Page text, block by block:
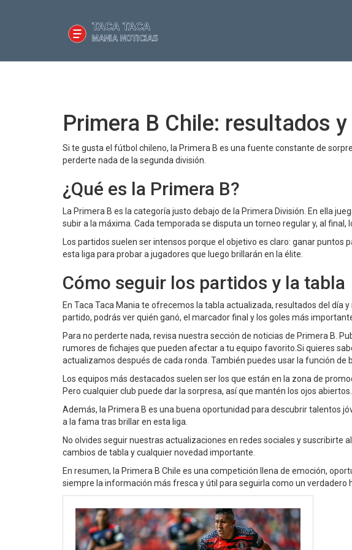
Primera B Chile: resultados
Si te gusta el fútbol chileno, la Primera B es una fuente constante de
perderte nada de la segunda división.
¿Qué es la Primera B?
La Primera B es la categoría justo debajo de la Primera División. En ella
subir a la máxima. Cada temporada se disputa un torneo regular y, al
Los partidos suelen ser intensos porque el objetivo es claro: ganar
esta liga para probar a jugadores que luego brillarán en la élite.
Cómo seguir los partidos y la tabla
En Taca Taca Mania te ofrecemos la tabla actualizada, resultados del día
partido, podrás ver quién ganó, el marcador final y los goles más
Para no perderte nada, revisa nuestra sección de noticias de Primera B.
rumores de fichajes que pueden afectar a tu equipo favorito.Si quieres
actualizamos después de cada ronda. También puedes usar la función de
Los equipos más destacados suelen ser los que están en la zona de
Pero cualquier club puede dar la sorpresa, así que mantén los ojos abiertos.
Además, la Primera B es una buena oportunidad para descubrir talentos
a la fama tras brillar en esta liga.
No olvides seguir nuestras actualizaciones en redes sociales y suscribirte
cambios de tabla y cualquier novedad importante.
En resumen, la Primera B Chile es una competición llena de emoción,
siempre la información más fresca y útil para seguirla como un verdadero